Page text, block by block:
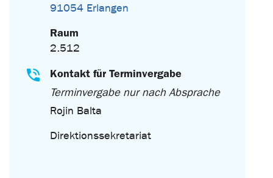
91054 Erlangen
Raum
2.512
Kontakt für Terminvergabe
Terminvergabe nur nach Absprache
Rojin Balta
Direktionssekretariat